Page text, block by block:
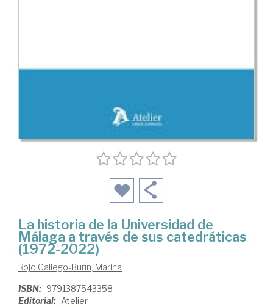
La historia de la Universidad de
Málaga a través de sus catedráticas
(1972-2022)
Rojo Gallego-Burín, Marina
ISBN: 9791387543358
Editorial: Atelier